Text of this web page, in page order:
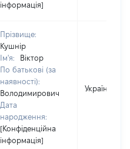
інформація]
Прізвище:
Кушнір
Ім'я:
Віктор
По батькові (за
наявності):
Володимирович
Дата
народження:
[Конфіденційна
інформація]
Україна